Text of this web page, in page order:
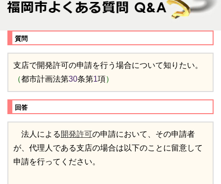
質問
支店で開発許可の申請を行う場合について知りたい。
（都市計画法第30条第1項）
回答
法人による 開発許可の申請において、その申請者
が、代理人である支店の場合は以下のことに留意して
申請を行ってください。